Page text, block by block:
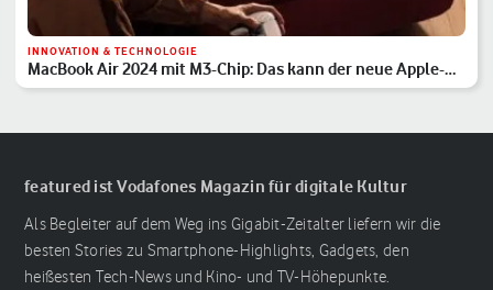
INNOVATION & TECHNOLOGIE
MacBook Air 2024 mit M3-Chip: Das kann der neue Apple-
Laptop
featured ist Vodafones Magazin für digitale Kultur
Als Begleiter auf dem Weg ins Gigabit-Zeitalter liefern wir die
besten Stories zu Smartphone-Highlights, Gadgets, den
heißesten Tech-News und Kino- und TV-Höhepunkte.